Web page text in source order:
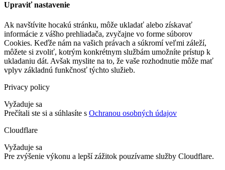
Upraviť nastavenie
Ak navštívite hocakú stránku, môže ukladať alebo získavať
informácie z vášho prehliadača, zvyčajne vo forme súborov
Cookies. Keďže nám na vašich právach a súkromí veľmi záleží,
môžete si zvoliť, kotrým konkrétnym službám umožníte prístup k
ukladaniu dát. Avšak myslite na to, že vaše rozhodnutie môže mať
vplyv základnú funkčnosť týchto služieb.
Privacy policy
Vyžaduje sa
Prečítali ste si a súhlasíte s Ochranou osobných údajov
Cloudflare
Vyžaduje sa
Pre zvýšenie výkonu a lepší zážitok pouzívame služby Cloudflare.